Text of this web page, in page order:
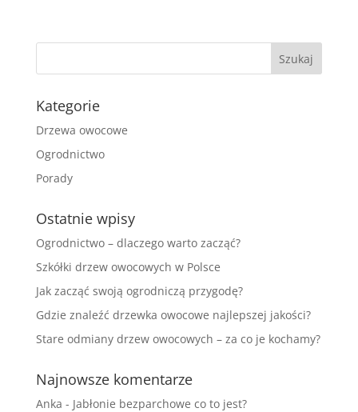
Kategorie
Drzewa owocowe
Ogrodnictwo
Porady
Ostatnie wpisy
Ogrodnictwo – dlaczego warto zacząć?
Szkółki drzew owocowych w Polsce
Jak zacząć swoją ogrodniczą przygodę?
Gdzie znaleźć drzewka owocowe najlepszej jakości?
Stare odmiany drzew owocowych – za co je kochamy?
Najnowsze komentarze
Anka - Jabłonie bezparchowe co to jest?